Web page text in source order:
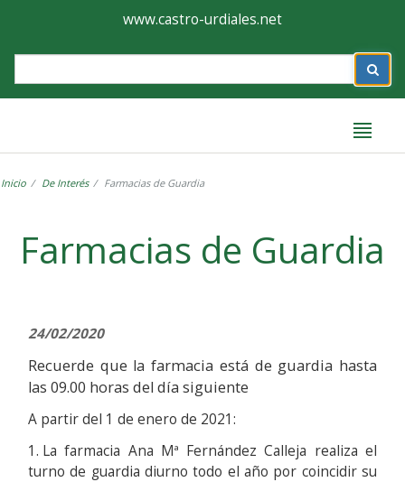
Ayuntamiento
de
Castro-
www.castro-urdiales.net
Inicio De Interés Farmacias de Guardia
Farmacias de Guardia
24/02/2020
Recuerde que la farmacia está de guardia hasta
las 09.00 horas del día siguiente
A partir del 1 de enero de 2021:
1. La farmacia Ana Mª Fernández Calleja realiza el
turno de guardia diurno todo el año por coincidir su